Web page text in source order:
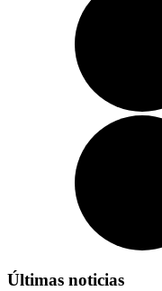
Últimas noticias